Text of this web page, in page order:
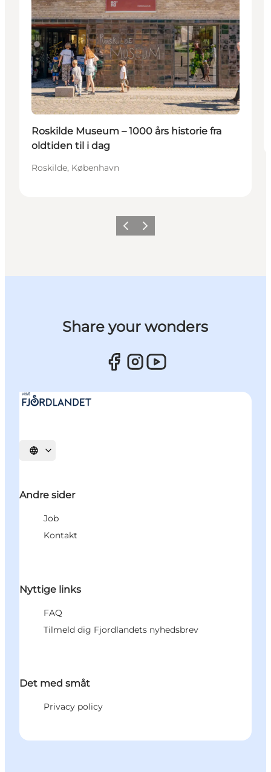
Roskilde Museum – 1000 års historie fra
oldtiden til i dag
Roskilde, København
Forrige billede
Næste billede
Share your wonders
Vælg sprog
Andre sider
Job
Kontakt
Nyttige links
FAQ
Tilmeld dig Fjordlandets nyhedsbrev
Det med småt
Privacy policy